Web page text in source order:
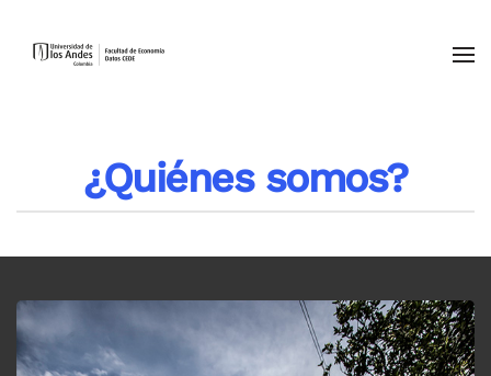
Skip to main content
¿Quiénes somos?